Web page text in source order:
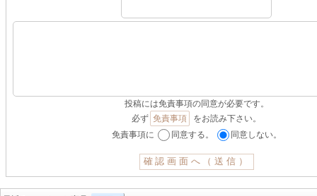
投稿には免責事項の同意が必要です。
必ず 免責事項
をお読み下さい。
免責事項に
同意する。 同意しない。